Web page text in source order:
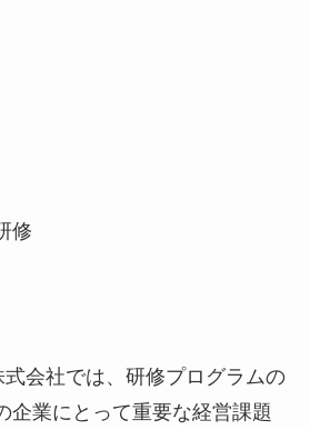
修
会社では、研修プログラムの
企業にとって重要な経営課題